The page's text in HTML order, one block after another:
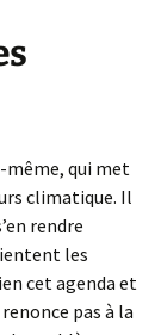
même, qui met
climatique. Il
rendre
les
cet agenda et
pas à la